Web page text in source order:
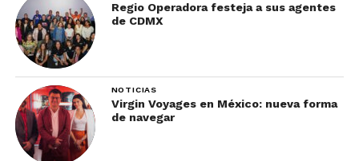
Regio Operadora festeja a sus agentes
de CDMX
NOTICIAS
Virgin Voyages en México: nueva forma
de navegar